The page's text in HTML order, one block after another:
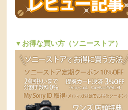
▼お得な買い方（ソニーストア）